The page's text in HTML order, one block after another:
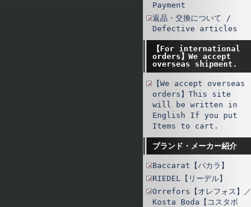
Payment
返品・交換について /
Defective articles
【For international
orders】We accept
overseas shipment.
【We accept overseas
orders】This site
will be written in
English If you put
Items to cart.
ブランド・メーカー紹介
Baccarat【バカラ】
RIEDEL【リーデル】
Orrefors【オレフォス】／
Kosta Boda【コスタボ